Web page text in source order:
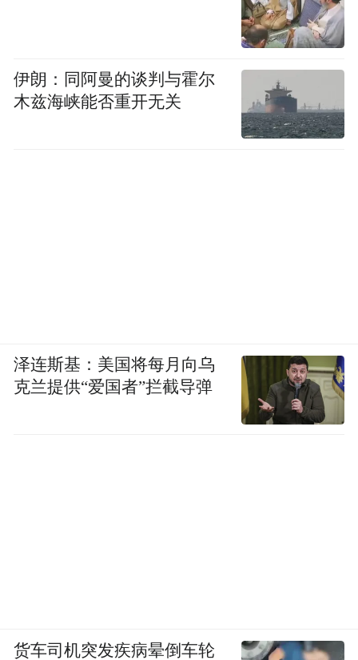
伊朗：同阿曼的谈判与霍尔
木兹海峡能否重开无关
泽连斯基：美国将每月向乌
克兰提供“爱国者”拦截导弹
货车司机突发疾病晕倒车轮